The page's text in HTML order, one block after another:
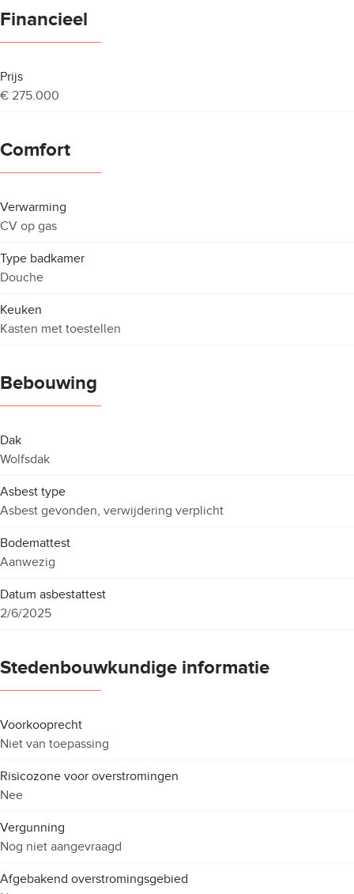
Financieel
Prijs
€ 275.000
Comfort
Verwarming
CV op gas
Type badkamer
Douche
Keuken
Kasten met toestellen
Bebouwing
Dak
Wolfsdak
Asbest type
Asbest gevonden, verwijdering verplicht
Bodemattest
Aanwezig
Datum asbestattest
2/6/2025
Stedenbouwkundige informatie
Voorkooprecht
Niet van toepassing
Risicozone voor overstromingen
Nee
Vergunning
Nog niet aangevraagd
Afgebakend overstromingsgebied